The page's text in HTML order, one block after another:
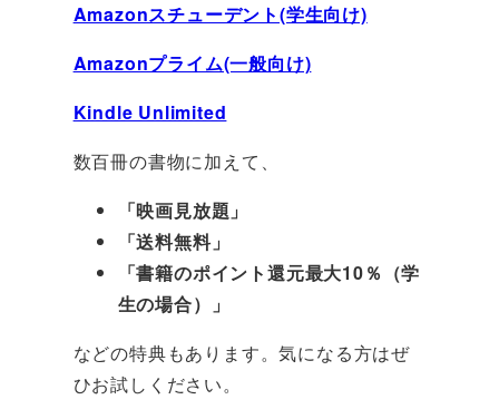
Amazonスチューデント(学生向け)
Amazonプライム(一般向け)
Kindle Unlimited
数百冊の書物に加えて、
「映画見放題」
「送料無料」
「書籍のポイント還元最大10％（学
生の場合）」
などの特典もあります。気になる方はぜ
ひお試しください。